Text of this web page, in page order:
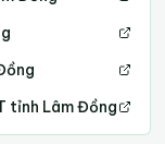
tỉnh Lâm Đồng